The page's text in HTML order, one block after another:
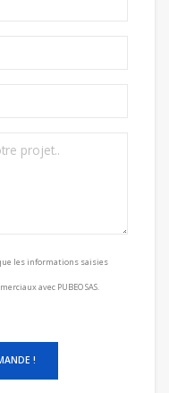
les informations saisies
avec PUBEO SAS.